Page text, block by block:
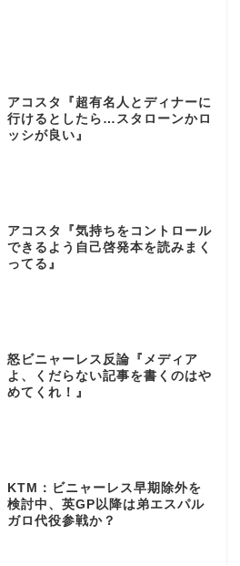
アコスタ『超有名人とディナーに
行けるとしたら…スタローンかロ
ッシが良い』
アコスタ『気持ちをコントロール
できるよう自己啓発本を読みまく
ってる』
怒ビニャーレス反論『メディア
よ、くだらない記事を書くのはや
めてくれ！』
KTM：ビニャーレス早期除外を
検討中、英GP以降は弟エスパル
ガロ代役参戦か？